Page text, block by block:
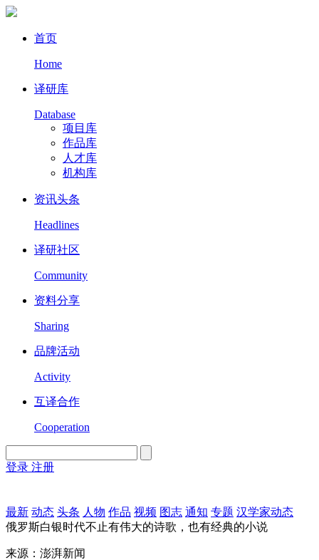
首页
Home
译研库
Database
项目库
作品库
人才库
机构库
资讯头条
Headlines
译研社区
Community
资料分享
Sharing
品牌活动
Activity
互译合作
Cooperation
登录 注册
最新 动态 头条 人物 作品 视频 图志 通知 专题 汉学家动态
俄罗斯白银时代不止有伟大的诗歌，也有经典的小说
来源：澎湃新闻